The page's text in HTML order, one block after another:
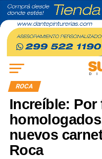
ROCA
Increíble:
nuevos
Roca